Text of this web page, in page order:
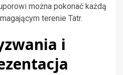
można pokonać każdą
terenie Tatr.
i